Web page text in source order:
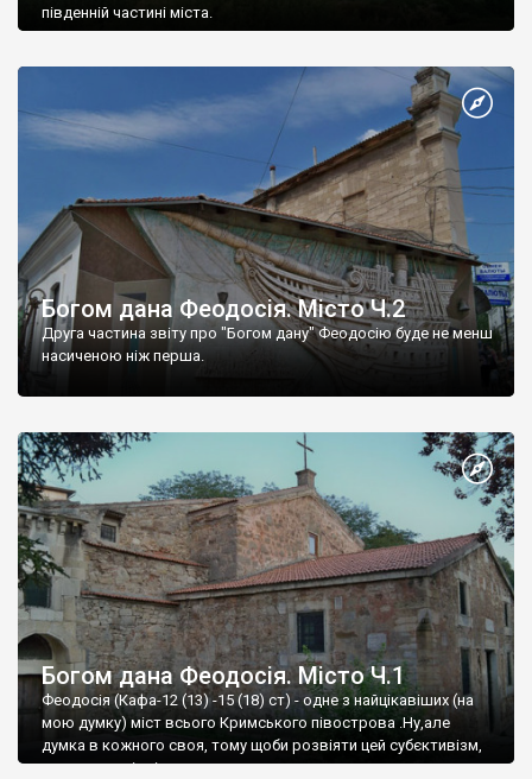
південній частині міста.
Богом дана Феодосія. Місто Ч.2
Друга частина звіту про "Богом дану" Феодосію буде не менш
насиченою ніж перша.
Богом дана Феодосія. Місто Ч.1
Феодосія (Кафа-12 (13) -15 (18) ст) - одне з найцікавіших (на
мою думку) міст всього Кримського півострова .Ну,але
думка в кожного своя, тому щоби розвіяти цей субєктивізм,
запрошую відвідати це